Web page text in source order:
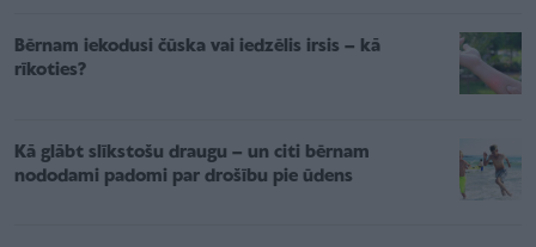
Bērnam iekodusi čūska vai iedzēlis irsis – kā
rīkoties?
Kā glābt slīkstošu draugu – un citi bērnam
nododami padomi par drošību pie ūdens